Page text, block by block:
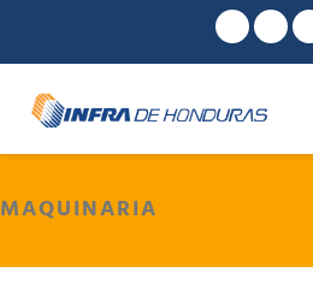
MAQUINARIA